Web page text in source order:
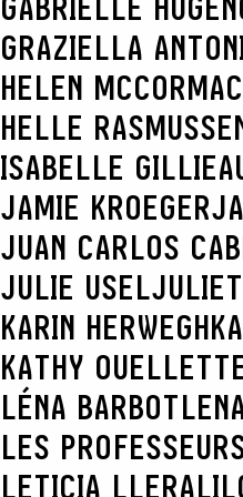
GRAZIELLA
HELEN
HELLE
ISABELLE
JAMIE KROEGER
JUAN CARLOS
JULIE USEL
KARIN HERWEGH
KATHY
LÉNA BARBOT
LES
LETICIA LLERA